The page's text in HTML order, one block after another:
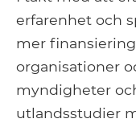
erfarenhet och
mer
organisationer
myndigheter
utlandsstudier